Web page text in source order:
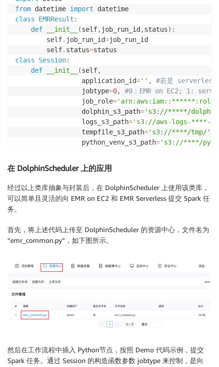
from datetime import
class
EMRResult :
def
__init__ (self, job_run_id ,status) :
        self
. job_run_id=job_run_id
        self
. status=
class
Session:
def
__init__ (self,
                 application_id
='' ,
#若是 serverless,
                 jobtype
=0,
#0：EMR on EC2; 1:
                 job_role
='arn:aws:iam::******:role/
                 dolphin_s3_path
='s3://*****/
                 logs_s3_path
='s3://aws-logs-****-
                 tempfile_s3_path
='s3://****/tmp/'
                 python_venv_s3_path
='s3://****/
)
        self
. jobtype
jobtype
        self
application_id application_id
        self
        self
.dolphin_s3_path = dolphin_s3_path
        self
logs_s3_path
        self
. spark_conf =spark_conf
        self
        self
client_serverless boto3 'emr-
#如果未设置application_id，则查询当前第一个
            self
.application_id=self .
在 DolphinScheduler 上的应用
经过以上类库抽象与封装后，在 DolphinScheduler 上使用该类库，
可以简单且灵活的向 EMR on EC2 和 EMR Serverless 提交 Spark 任
务。
首先，将上述代码上传至 DolphinScheduler 的资源中心，文件名为
“emr_common.py”，如下图所示。
然后在工作流程中插入 Python节点，按照 Demo 代码示例，提交
Spark 任务。通过 Session 的构造函数参数 jobtype 来控制，是向